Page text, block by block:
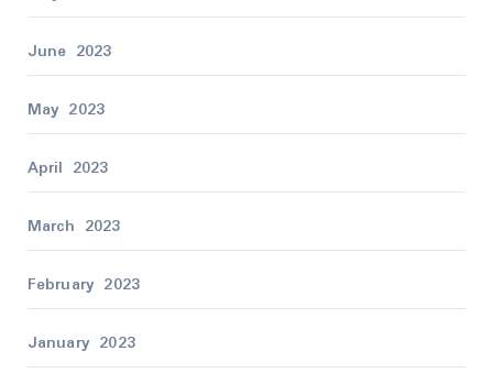
June 2023
May 2023
April 2023
March 2023
February 2023
January 2023